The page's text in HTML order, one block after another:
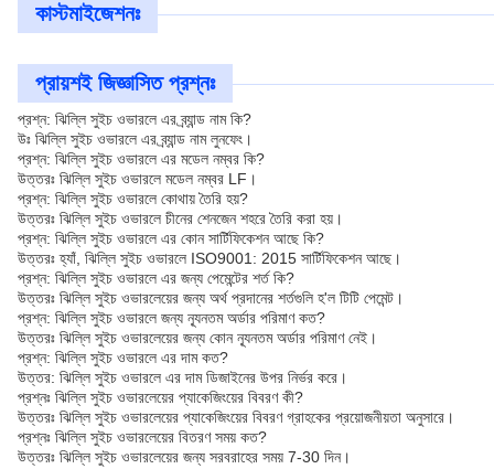
কাস্টমাইজেশনঃ
প্রায়শই জিজ্ঞাসিত প্রশ্নঃ
প্রশ্ন: ঝিল্লি সুইচ ওভারলে এর ব্র্যান্ড নাম কি?
উঃ ঝিল্লি সুইচ ওভারলে এর ব্র্যান্ড নাম লুনফেং।
প্রশ্ন: ঝিল্লি সুইচ ওভারলে এর মডেল নম্বর কি?
উত্তরঃ ঝিল্লি সুইচ ওভারলে মডেল নম্বর LF।
প্রশ্ন: ঝিল্লি সুইচ ওভারলে কোথায় তৈরি হয়?
উত্তরঃ ঝিল্লি সুইচ ওভারলে চীনের শেনজেন শহরে তৈরি করা হয়।
প্রশ্ন: ঝিল্লি সুইচ ওভারলে এর কোন সার্টিফিকেশন আছে কি?
উত্তরঃ হ্যাঁ, ঝিল্লি সুইচ ওভারলে ISO9001: 2015 সার্টিফিকেশন আছে।
প্রশ্ন: ঝিল্লি সুইচ ওভারলে এর জন্য পেমেন্টের শর্ত কি?
উত্তরঃ ঝিল্লি সুইচ ওভারলেয়ের জন্য অর্থ প্রদানের শর্তগুলি হ'ল টিটি পেমেন্ট।
প্রশ্ন: ঝিল্লি সুইচ ওভারলে জন্য ন্যূনতম অর্ডার পরিমাণ কত?
উত্তরঃ ঝিল্লি সুইচ ওভারলেয়ের জন্য কোন ন্যূনতম অর্ডার পরিমাণ নেই।
প্রশ্ন: ঝিল্লি সুইচ ওভারলে এর দাম কত?
উত্তর: ঝিল্লি সুইচ ওভারলে এর দাম ডিজাইনের উপর নির্ভর করে।
প্রশ্নঃ ঝিল্লি সুইচ ওভারলেয়ের প্যাকেজিংয়ের বিবরণ কী?
উত্তরঃ ঝিল্লি সুইচ ওভারলেয়ের প্যাকেজিংয়ের বিবরণ গ্রাহকের প্রয়োজনীয়তা অনুসারে।
প্রশ্নঃ ঝিল্লি সুইচ ওভারলেয়ের বিতরণ সময় কত?
উত্তরঃ ঝিল্লি সুইচ ওভারলেয়ের জন্য সরবরাহের সময় 7-30 দিন।